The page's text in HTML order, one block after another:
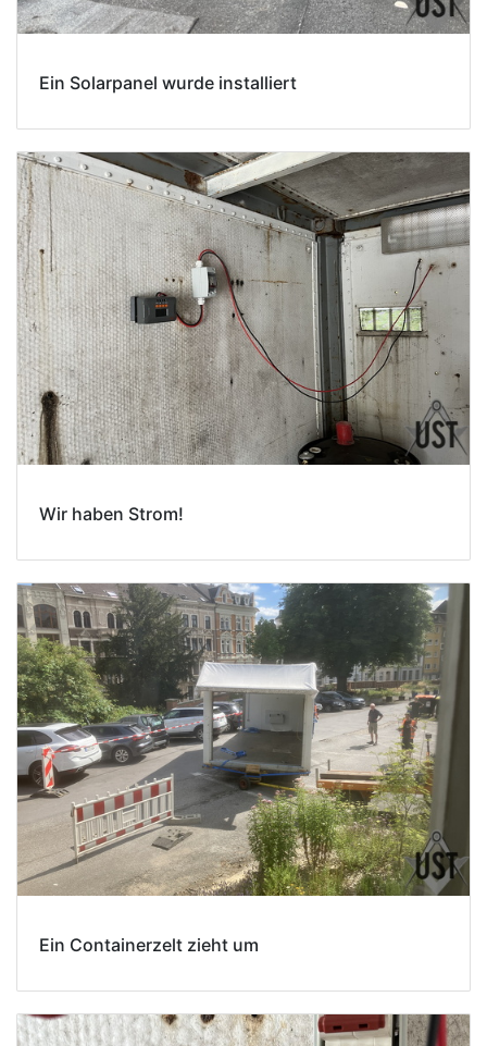
Ein Solarpanel wurde installiert
Wir haben Strom!
Ein Containerzelt zieht um